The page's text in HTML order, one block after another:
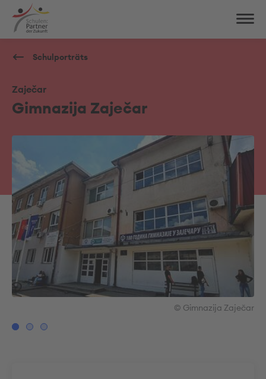
Schulporträts
Zaječar
Gimnazija Zaječar
© Gimnazija Zaječar